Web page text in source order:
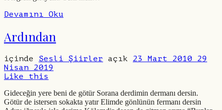
Devamını Oku
Ardından
içinde Sesli Şiirler açık 23 Mart 2010 29
Nisan 2019
Like this
Gideceğin yere beni de götür Sorana derdimin dermanı dersin.
Götür de istersen sokakta yatır Elimde gönlünün fermanı dersin